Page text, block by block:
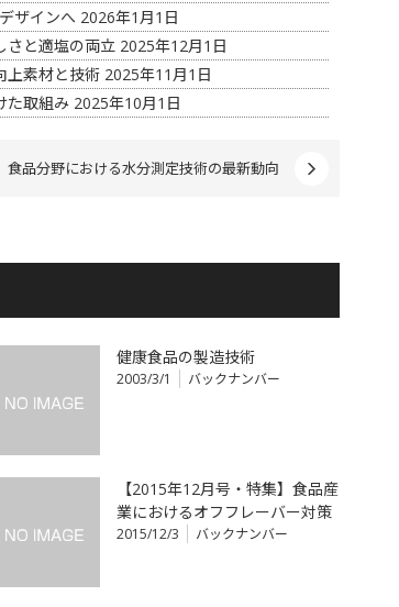
ザインへ 2026年1月1日
さと適塩の両立 2025年12月1日
上素材と技術 2025年11月1日
た取組み 2025年10月1日
食品分野における水分測定技術の最新動向
健康食品の製造技術
2003/3/1 バックナンバー
【2015年12月号・特集】食品産
業におけるオフフレーバー対策
2015/12/3 バックナンバー